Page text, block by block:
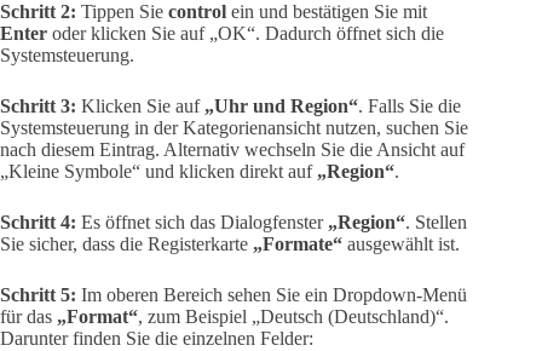
Schritt 2: Tippen Sie control ein und bestätigen Sie mit
Enter oder klicken Sie auf „OK“. Dadurch öffnet sich die
Systemsteuerung.
Schritt 3: Klicken Sie auf „Uhr und Region“. Falls Sie die
Systemsteuerung in der Kategorienansicht nutzen, suchen Sie
nach diesem Eintrag. Alternativ wechseln Sie die Ansicht auf
„Kleine Symbole“ und klicken direkt auf „Region“.
Schritt 4: Es öffnet sich das Dialogfenster „Region“. Stellen
Sie sicher, dass die Registerkarte „Formate“ ausgewählt ist.
Schritt 5: Im oberen Bereich sehen Sie ein Dropdown-Menü
für das „Format“, zum Beispiel „Deutsch (Deutschland)“.
Darunter finden Sie die einzelnen Felder: